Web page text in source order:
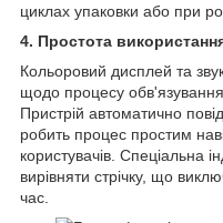
циклах упаковки або при
4. Простота
Кольоровий дисплей та
щодо процесу
Пристрій автоматично
робить процес простим
користувачів. Спеціальна
вирівняти стрічку, що
час.